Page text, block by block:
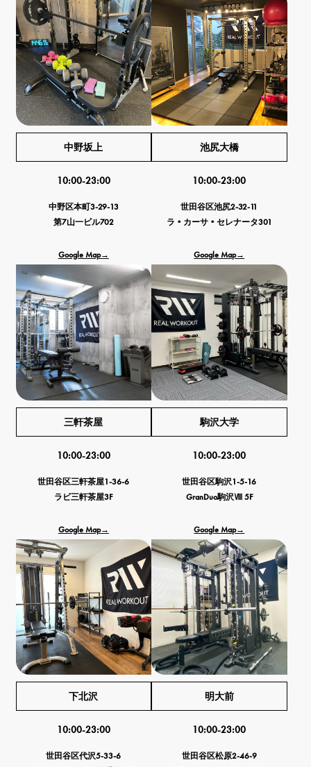
中野坂上
10:00-23:00
中野区本町3-29-13
第7山一ビル702
Google Map→
池尻大橋
10:00-23:00
世田谷区池尻2-32-11
ラ•カーサ•セレナータ301
Google Map→
三軒茶屋
10:00-23:00
世田谷区三軒茶屋1-36-6
ラビ三軒茶屋3F
Google Map→
駒沢大学
10:00-23:00
世田谷区駒沢1-5-16
GranDuo駒沢Ⅷ 5F
Google Map→
下北沢
10:00-23:00
世田谷区代沢5-33-6
明大前
10:00-23:00
世田谷区松原2-46-9